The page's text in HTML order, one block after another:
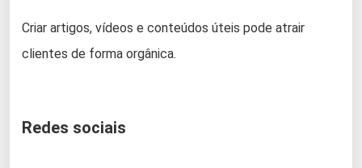
Criar artigos, vídeos e conteúdos úteis pode atrair
clientes de forma orgânica.
Redes sociais